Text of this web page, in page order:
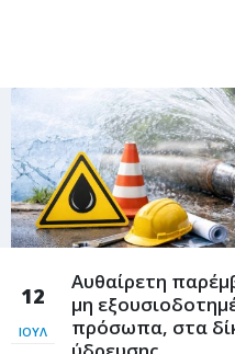
12
ΙΟΎΛ
Aυθαίρετη
μη
πρόσωπα, στα